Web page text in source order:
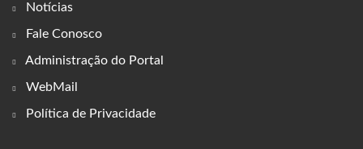
Notícias
Fale Conosco
Administração do Portal
WebMail
Política de Privacidade